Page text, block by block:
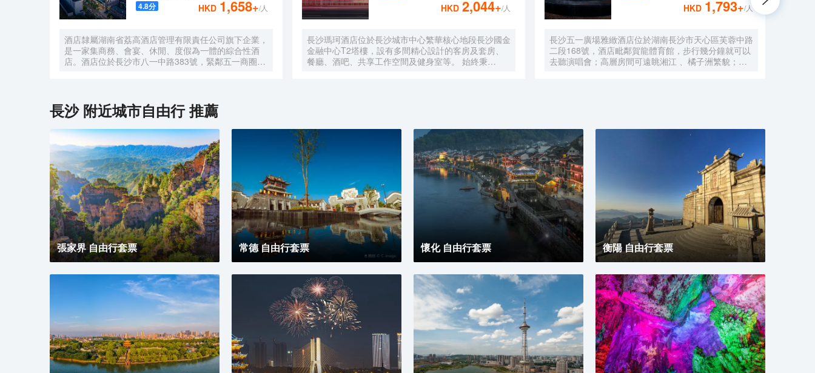
4.8分 HKD 1,658+/人
酒店隸屬湖南省荔高酒店管理有限責任公司旗下企業，
是一家集商務、會宴、休閒、度假為一體的綜合性酒
店。酒店位於長沙市八一中路383號，緊鄰五一商圈，
20分鐘車程、迎賓路口地鐵站3分鐘路程，交通四通八
達。經過十餘年的沉澱，酒店於2021年重裝升級、整
裝出發，精心打造出224間不同房型温馨舒適客房、1
個豪華典雅宴會廳、3個不同規模會議室及8個風格突
出的豪華包廂，以全新面貌、全新姿態迎戰市場，成為
人們商務活動、朋友聚會、家庭度假之地。2021年，
酒店成功被評定為政府採購定點酒店。酒店以打造“城
市的靜謐，家中的舒適”為己任，致力於展現“寧靜、舒
適、高效、現代”的健康都市主題，為旅途人在他鄉打
造另一個“家”。我們竭誠恭候您的光臨！
HKD 2,044+/人
長沙瑪珂酒店位於長沙城市中心繁華核心地段長沙國金
金融中心T2塔樓，設有多間精心設計的客房及套房、
餐廳、酒吧、共享工作空間及健身室等。 始終秉
格且充滿創造力的創格體驗。
HKD 1,793+/人
長沙五一廣場雅緻酒店位於湖南長沙市天心區芙蓉中路
二段168號，酒店毗鄰賀龍體育館，步行幾分鐘就可以
去聽演唱會；高層房間可遠眺湘江 、橘子洲繁貌；酒
小奢於居，大奢於心，以形 、 味 、 聲的立體構建傳
遞養生智慧 ， 這就是雅緻品牌酒店的東方生活哲學，
更為每一個在城市中漂泊奔忙的心靈 ， 營造尊貴、養
心生活空間 ， 為客人提供大隱於市的度假體驗。
長沙附近城市自由行 推薦
張家界 自由行套票 常德 自由行套票 懷化 自由行套票 衡陽 自由行套票